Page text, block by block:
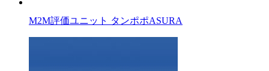
M2M評価ユニット タンポポASURA